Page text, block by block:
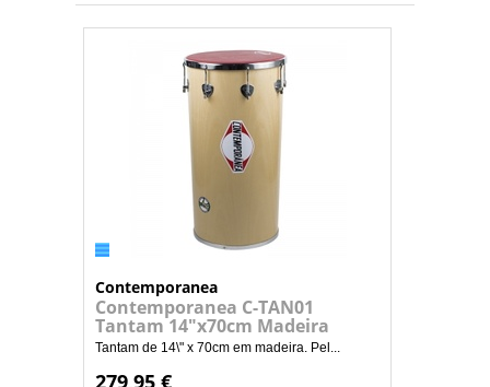
Contemporanea
Contemporanea C-TAN01
Tantam 14"x70cm Madeira
Tantam de 14\" x 70cm em madeira. Pel...
279,95 €